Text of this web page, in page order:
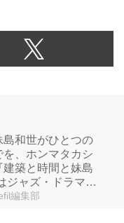
和世がひとつの
、ホンマタカシ
築と時間と妹島
ジャズ・ドラマー
編集部